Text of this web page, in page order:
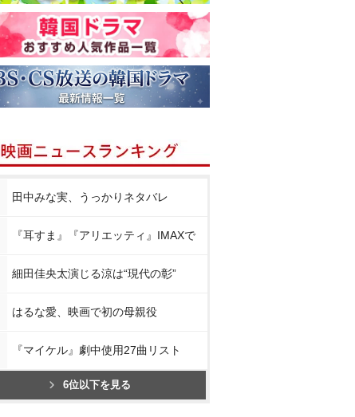
田中みな実、うっかりネタバレ
『耳すま』『アリエッティ』IMAXで
細田佳央太演じる涼は“現代の彰”
はるな愛、映画で初の母親役
『マイケル』劇中使用27曲リスト
6位以下を見る